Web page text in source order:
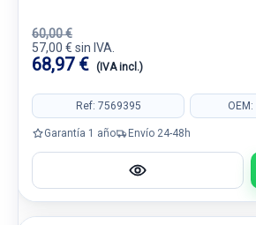
60,00 €
57,00 € sin IVA.
68,97 € (IVA incl.)
Ref: 7569395
Garantía 1 año Envío 24-48h